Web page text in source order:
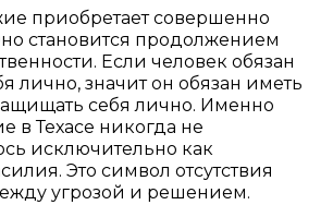
приобретает совершенно
становится продолжением
Если человек обязан
лично, значит он обязан иметь
себя лично. Именно
в Техасе никогда не
исключительно как
Это символ отсутствия
угрозой и решением.